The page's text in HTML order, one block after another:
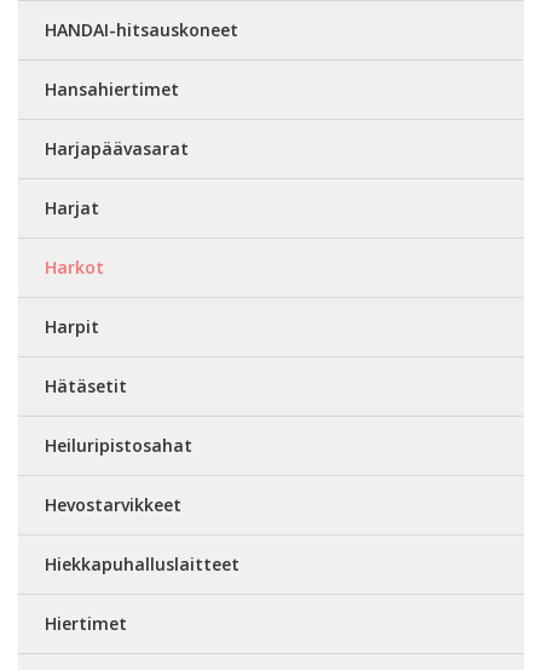
HANDAI-hitsauskoneet
Hansahiertimet
Harjapäävasarat
Harjat
Harkot
Harpit
Hätäsetit
Heiluripistosahat
Hevostarvikkeet
Hiekkapuhalluslaitteet
Hiertimet